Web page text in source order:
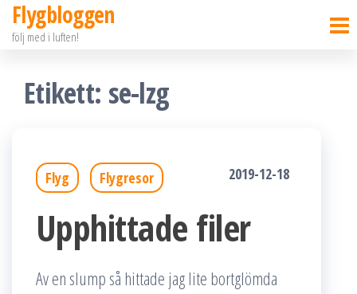
Hoppa
till
innehållet
Flygbloggen
följ med i luften!
Etikett: se-lzg
Flyg Flygresor 2019-12-18
Upphittade filer
Av en slump så hittade jag lite bortglömda